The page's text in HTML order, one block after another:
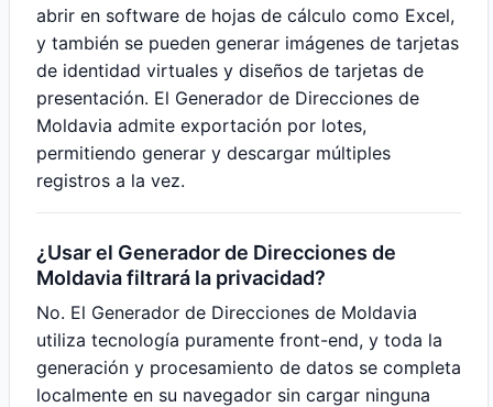
abrir en software de hojas de cálculo como Excel,
y también se pueden generar imágenes de tarjetas
de identidad virtuales y diseños de tarjetas de
presentación. El Generador de Direcciones de
Moldavia admite exportación por lotes,
permitiendo generar y descargar múltiples
registros a la vez.
¿Usar el Generador de Direcciones de
Moldavia filtrará la privacidad?
No. El Generador de Direcciones de Moldavia
utiliza tecnología puramente front-end, y toda la
generación y procesamiento de datos se completa
localmente en su navegador sin cargar ninguna